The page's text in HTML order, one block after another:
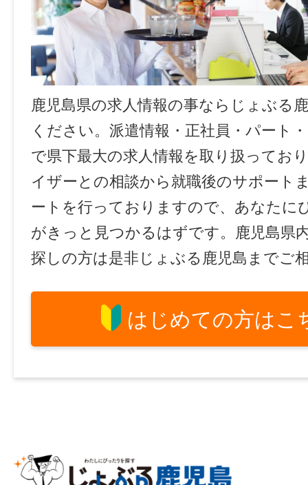
鹿児島県の求人情報の事ならじょぶる
ください。派遣情報・正社員・パート
で県下最大の求人情報を取り扱ってお
イザーとの相談から就職後のサポート
ートを行っておりますので、あなたに
がきっと見つかるはずです。鹿児島県
探しの方は是非じょぶる鹿児島までご
はじめての方はこ